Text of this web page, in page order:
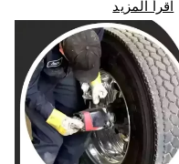
اقرأ المزيد